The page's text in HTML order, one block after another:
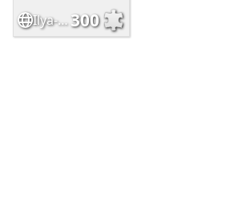
Ilya-cher-UHFTNwaQg9o-300